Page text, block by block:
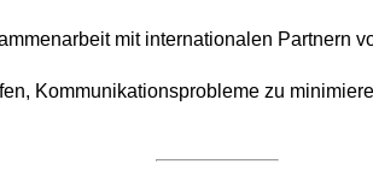
mit internationalen Partnern
Kommunikationsprobleme zu